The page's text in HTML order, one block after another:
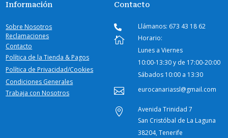
Información
Sobre Nosotros
Reclamaciones
Contacto
Política de la Tienda & Pagos
Política de Privacidad/Cookies
Condiciones Generales
Trabaja con Nosotros
Contacto
 Llámanos: 673 43 18 62

Horario:
Lunes a Viernes
10:00-13:30 y de 17:00-20:00
Sábados 10:00 a 13:30
 eurocanariassl@gmail.com

Avenida Trinidad 7
San Cristóbal de La Laguna
38204, Tenerife